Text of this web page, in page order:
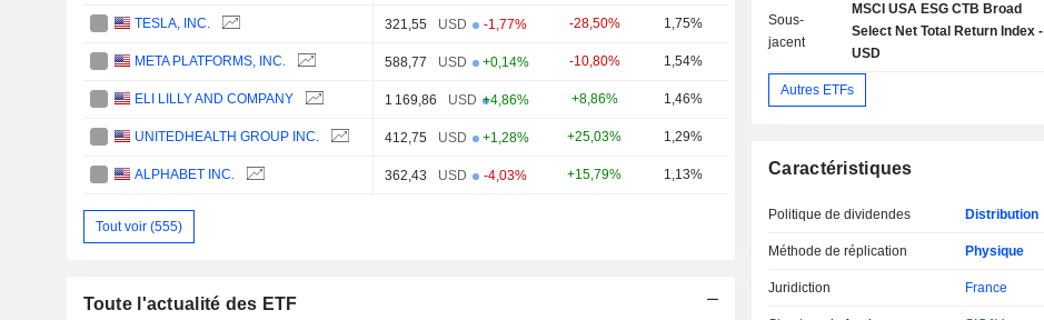
TESLA, INC. 321,55 USD -1,77% -28,50% 1,75%
META PLATFORMS, INC. 588,77 USD +0,14% -10,80% 1,54%
ELI LILLY AND COMPANY 1 169,86 USD +4,86% +8,86% 1,46%
UNITEDHEALTH GROUP INC. 412,75 USD +1,28% +25,03% 1,29%
ALPHABET INC. 362,43 USD -4,03% +15,79% 1,13%
Tout voir (555)
Toute l'actualité des ETF
Sous-
jacent
MSCI USA ESG CTB Broad
Select Net Total Return Index -
USD
Autres ETFs
Caractéristiques
Politique de dividendes Distribution
Méthode de réplication Physique
Juridiction France